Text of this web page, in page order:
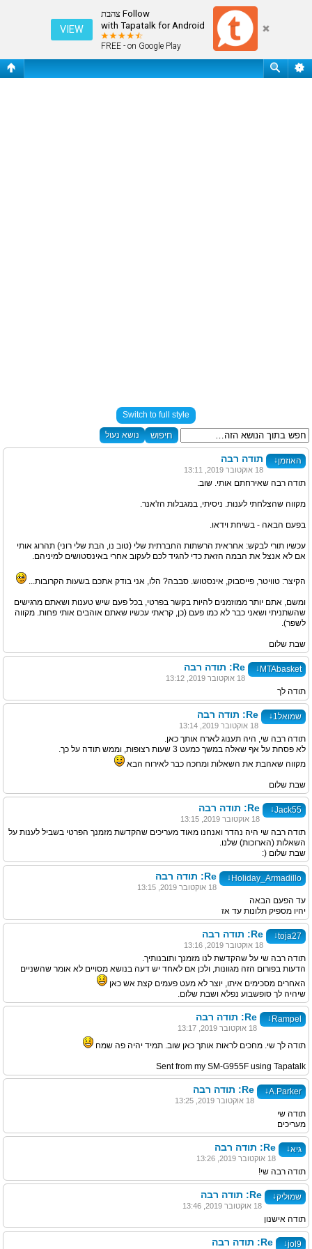
Follow צהבת
with Tapatalk for Android
FREE - on Google Play
VIEW
תודה רבה
Switch to full style
נושא נעול
האוזמן↓ תודה רבה
18 אוקטובר 2019, 13:11
תודה רבה שאירחתם אותי. שוב.
מקווה שהצלחתי לענות. ניסיתי, במגבלות הז'אנר.
בפעם הבאה - בשיחת וידאו.
עכשיו תורי לבקש: אחראית הרשתות החברתית שלי (טוב נו, הבת שלי רוני) תהרוג אותי
אם לא אנצל את הבמה הזאת כדי להגיד לכם לעקוב אחרי באינסטושים למיניהם.
הקיצר: טוויטר, פייסבוק, אינסטוש. סבבה? הלו, אני בודק אתכם בשעות הקרובות...
ומשם, אתם יותר ממוזמנים להיות בקשר בפרטי, בכל פעם שיש טענות ושאתם מרגישים
שהשתניתי ושאני כבר לא כמו פעם (כן, קראתי עכשיו שאתם אוהבים אותי פחות. מקווה
לשפר).
שבת שלום
MTAbasket
↓ Re: תודה רבה
18 אוקטובר 2019, 13:12
תודה לך
שמואל1 ↓ Re: תודה רבה
18 אוקטובר 2019, 13:14
תודה רבה שי, היה תענוג לארח אותך כאן.
לא פסחת על אף שאלה במשך כמעט 3 שעות רצופות, וממש תודה על כך.
מקווה שאהבת את השאלות ומחכה כבר לאירוח הבא
שבת שלום
Jack55
↓ Re: תודה רבה
18 אוקטובר 2019, 13:15
תודה רבה שי היה נהדר ואנחנו מאוד מעריכים שהקדשת מזמנך הפרטי בשביל לענות על
השאלות (הארוכות) שלנו.
שבת שלום (:
Holiday_Armadillo
↓ Re: תודה רבה
18 אוקטובר 2019, 13:15
עד הפעם הבאה
יהיו מספיק תלונות עד אז
toja27
↓ Re: תודה רבה
18 אוקטובר 2019, 13:16
תודה רבה שי על שהקדשת לנו מזמנך ותובנותיך.
הדעות בפורום הזה מגוונות, ולכן אם לאחד יש דעה בנושא מסויים לא אומר שהשניים
האחרים מסכימים איתו, יוצר לא מעט פעמים קצת אש כאן
שיהיה לך סופשבוע נפלא ושבת שלום.
Rampel
↓ Re: תודה רבה
18 אוקטובר 2019, 13:17
תודה לך שי. מחכים לראות אותך כאן שוב. תמיד יהיה פה שמח
Sent from my SM-G955F using Tapatalk
A.Parker
↓ Re: תודה רבה
18 אוקטובר 2019, 13:25
תודה שי
מעריכים
גיא↓ Re: תודה רבה
18 אוקטובר 2019, 13:26
תודה רבה שי!
שמוליק↓ Re: תודה רבה
18 אוקטובר 2019, 13:46
תודה אישנון
jol9
↓ Re: תודה רבה